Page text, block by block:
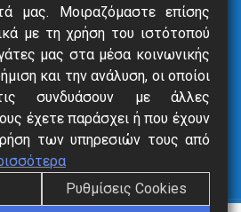
μας. Μοιραζόμαστε επίσης
με τη χρήση του ιστότοπού
μας στα μέσα κοινωνικής
και την ανάλυση, οι οποίοι
συνδυάσουν με άλλες
έχετε παράσχει ή που έχουν
των υπηρεσιών τους από
Ρυθμίσεις Cookies